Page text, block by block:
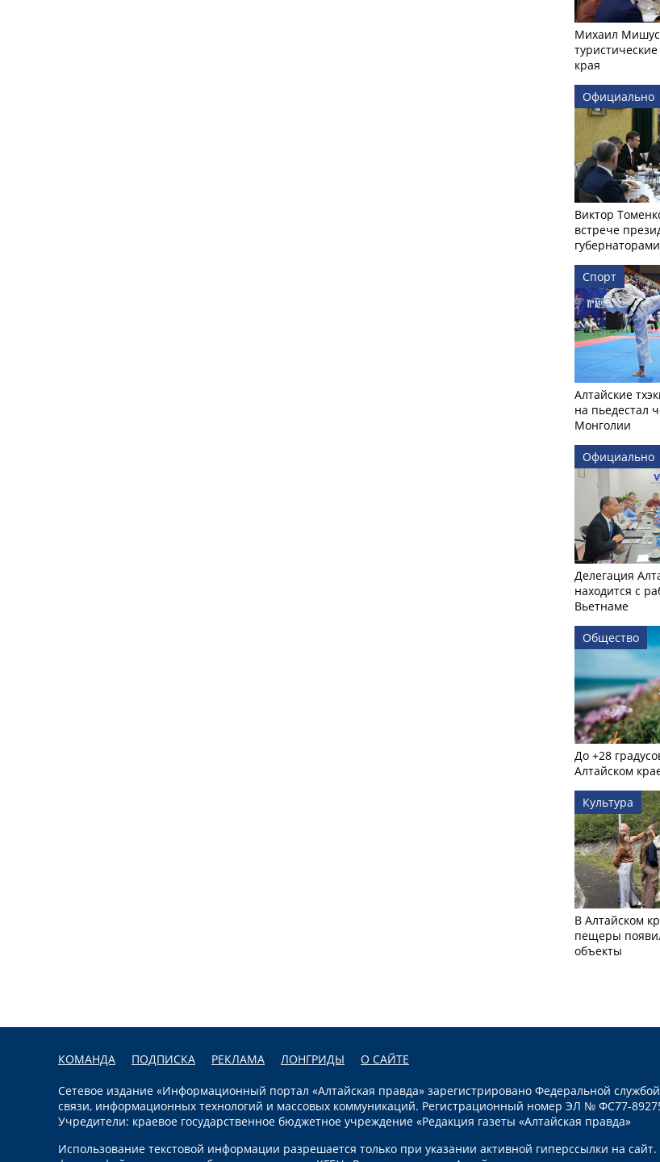
Михаил
края
Официально
Виктор
встрече
Спорт
Алтайские
на пьедестал
Монголии
Официально
Делегация
находится с
Вьетнаме
Общество
До +28
Алтайском
Культура
В Алтайском
пещеры
объекты
КОМАНДА ПОДПИСКА РЕКЛАМА ЛОНГРИДЫ О САЙТЕ
Сетевое издание «Информационный портал «Алтайская правда» зарегистрировано Федеральной
связи, информационных технологий и массовых коммуникаций. Регистрационный номер ЭЛ № ФС77-
Учредители: краевое государственное бюджетное учреждение «Редакция газеты «Алтайская правда»
Использование текстовой информации разрешается только при указании активной гиперссылки на